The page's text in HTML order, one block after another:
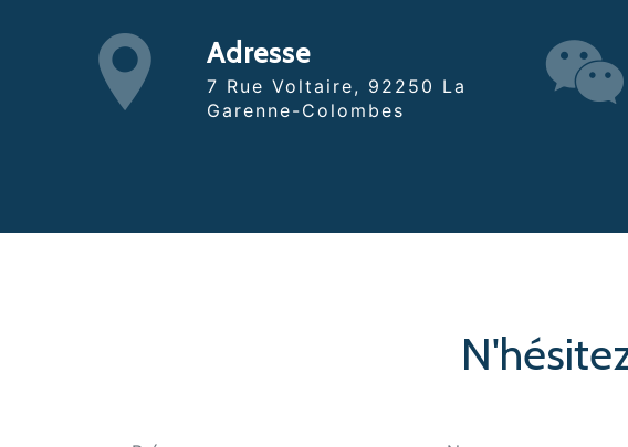
Adresse
7 Rue Voltaire, 92250 La
Garenne-Colombes